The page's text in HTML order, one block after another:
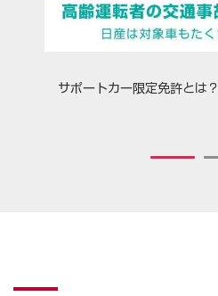
サポートカー限定免許とは？
1